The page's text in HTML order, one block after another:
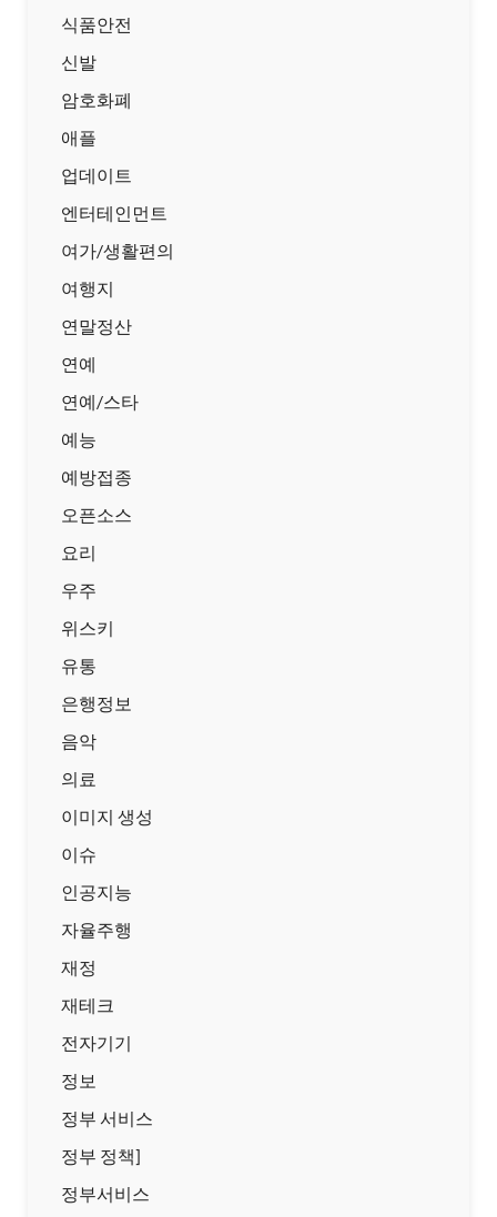
식품안전
신발
암호화폐
애플
업데이트
엔터테인먼트
여가/생활편의
여행지
연말정산
연예
연예/스타
예능
예방접종
오픈소스
요리
우주
위스키
유통
은행정보
음악
의료
이미지 생성
이슈
인공지능
자율주행
재정
재테크
전자기기
정보
정부 서비스
정부 정책]
정부서비스